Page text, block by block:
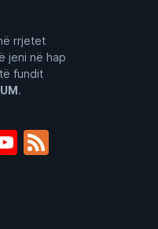
rrjetet
jeni në hap
fundit
.
YouTube